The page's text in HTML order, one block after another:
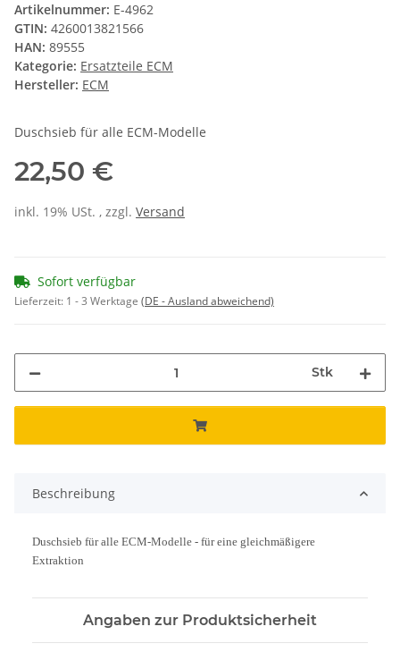
Artikelnummer: E-4962
GTIN: 4260013821566
HAN: 89555
Kategorie: Ersatzteile ECM
Hersteller: ECM
Duschsieb für alle ECM-Modelle
22,50 €
inkl. 19% USt. , zzgl. Versand
Sofort verfügbar
Lieferzeit: 1 - 3 Werktage (DE - Ausland abweichend)
Stk
Beschreibung
Duschsieb für alle ECM-Modelle - für eine gleichmäßigere
Extraktion
Angaben zur Produktsicherheit